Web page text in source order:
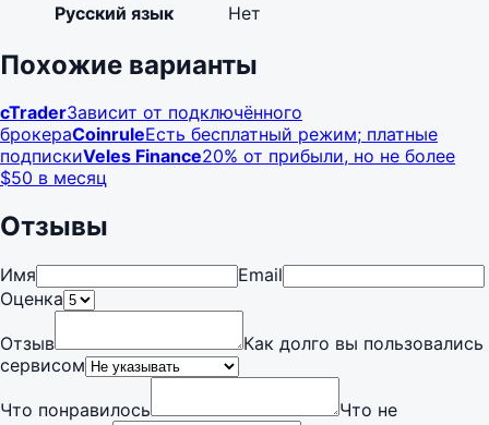
Русский язык
Нет
Похожие варианты
cTraderЗависит от подключённого
брокераCoinruleЕсть бесплатный режим; платные
подпискиVeles Finance20% от прибыли, но не более
$50 в месяц
Отзывы
Имя
Email
Оценка
Отзыв
Как долго вы пользовались
сервисом
Что понравилось
Что не